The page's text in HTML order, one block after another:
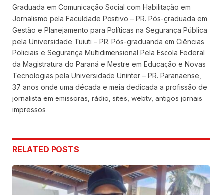
Graduada em Comunicação Social com Habilitação em
Jornalismo pela Faculdade Positivo – PR. Pós-graduada em
Gestão e Planejamento para Políticas na Segurança Pública
pela Universidade Tuiuti – PR. Pós-graduanda em Ciências
Policiais e Segurança Multidimensional Pela Escola Federal
da Magistratura do Paraná e Mestre em Educação e Novas
Tecnologias pela Universidade Uninter – PR. Paranaense,
37 anos onde uma década e meia dedicada a profissão de
jornalista em emissoras, rádio, sites, webtv, antigos jornais
impressos
RELATED POSTS